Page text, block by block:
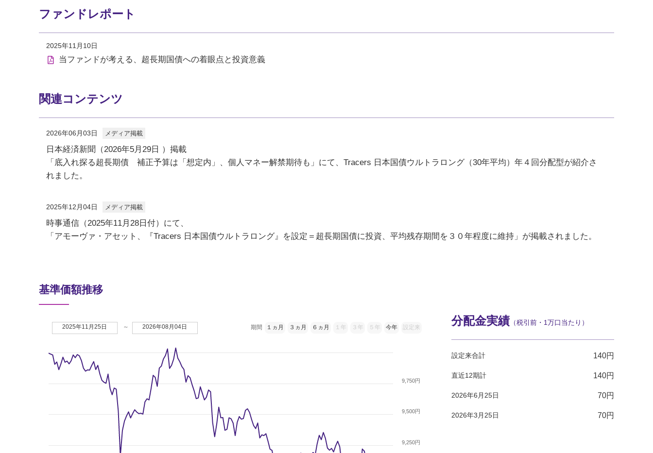
ファンドレポート
2025年11月10日
当ファンドが考える、超長期国債への着眼点と投資意義
関連コンテンツ
2026年06月03日 メディア掲載
日本経済新聞（2026年5月29日 ）掲載
「底入れ探る超長期債 補正予算は「想定内」、個人マネー解禁期待も」にて、Tracers 日本国債ウルトラロング（30年平均）年４回分配型が紹介さ
れました。
2025年12月04日 メディア掲載
時事通信（2025年11月28日付）にて、
「アモーヴァ・アセット、『Tracers 日本国債ウルトラロング』を設定＝超長期国債に投資、平均残存期間を３０年程度に維持」が掲載されました。
基準価額推移
9,250円
9,500円
9,750円
期間 １ヵ月 ３ヵ月 ６ヵ月 １年 ３年 ５年 今年 設定来
2025年11月25日 ～ 2026年08月04日 分配金実績 （税引前・1万口当たり）
設定来合計 140円
直近12期計 140円
2026年6月25日 70円
2026年3月25日 70円